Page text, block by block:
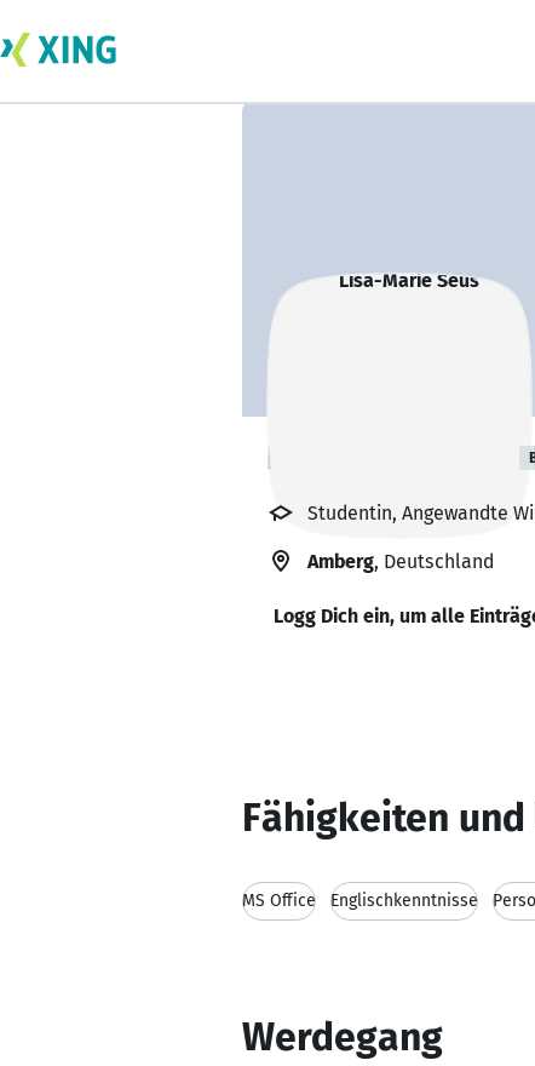
Lisa-Marie Seus
Studentin, Angewandte
Amberg, Deutschland
Logg Dich ein, um alle
Fähigkeiten
MS Office Englischkenntnisse
Werdegang